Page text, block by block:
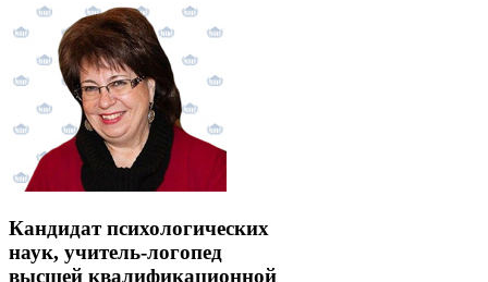
Кандидат психологических
наук, учитель-логопед
высшей квалификационной